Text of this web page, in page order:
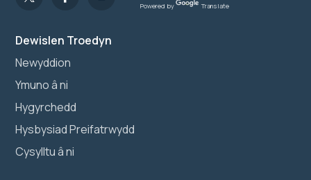
Dewislen Troedyn
Newyddion
Ymuno â ni
Hygyrchedd
Hysbysiad Preifatrwydd
Cysylltu â ni
Powered by Translate